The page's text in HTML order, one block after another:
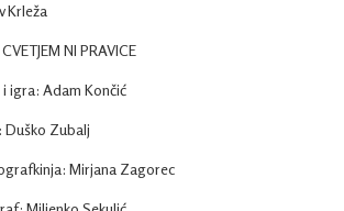
Krleža
NI PRAVICE
i igra: Adam Končić
Duško Zubalj
Mirjana Zagorec